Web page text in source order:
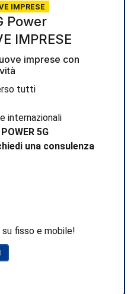
IMPRESE
Power
IMPRESE
imprese con
tutti
internazionali
POWER 5G
una consulenza
fisso e mobile!